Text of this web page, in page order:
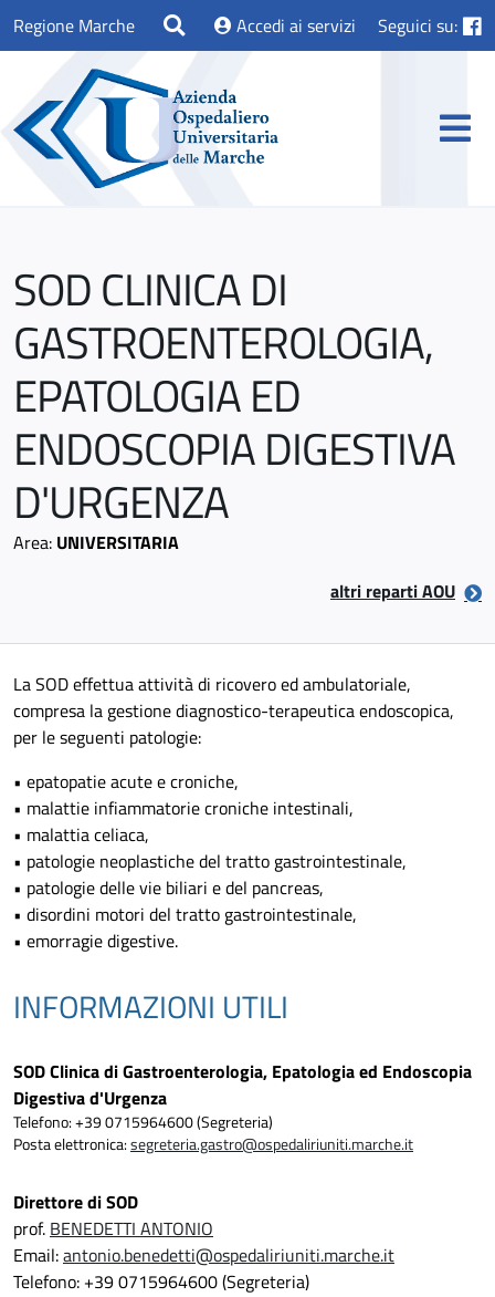
Regione Marche Accedi ai servizi Seguici su:
SOD CLINICA DI
GASTROENTEROLOGIA,
EPATOLOGIA ED
ENDOSCOPIA DIGESTIVA
D'URGENZA
Area: UNIVERSITARIA
altri reparti AOU
La SOD effettua attività di ricovero ed ambulatoriale,
compresa la gestione diagnostico-terapeutica endoscopica,
per le seguenti patologie:
• epatopatie acute e croniche,
• malattie infiammatorie croniche intestinali,
• malattia celiaca,
• patologie neoplastiche del tratto gastrointestinale,
• patologie delle vie biliari e del pancreas,
• disordini motori del tratto gastrointestinale,
• emorragie digestive.
INFORMAZIONI UTILI
SOD Clinica di Gastroenterologia, Epatologia ed Endoscopia
Digestiva d'Urgenza
Telefono: +39 0715964600 (Segreteria)
Posta elettronica:segreteria.gastro@ospedaliriuniti.marche.it
Direttore di SOD
prof. BENEDETTI ANTONIO
Email:antonio.benedetti@ospedaliriuniti.marche.it
Telefono: +39 0715964600 (Segreteria)